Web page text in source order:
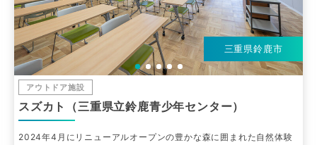
三重県鈴鹿市
アウトドア施設
スズカト（三重県立鈴鹿青少年センター）
2024年4月にリニューアルオープンの豊かな森に囲まれた自然体験